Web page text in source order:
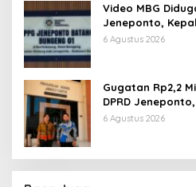
Video MBG
Jeneponto,
Suara
6 Agustus 2026
Gugatan Rp2,2
DPRD
Masuk Pembuktian
6 Agustus 2026